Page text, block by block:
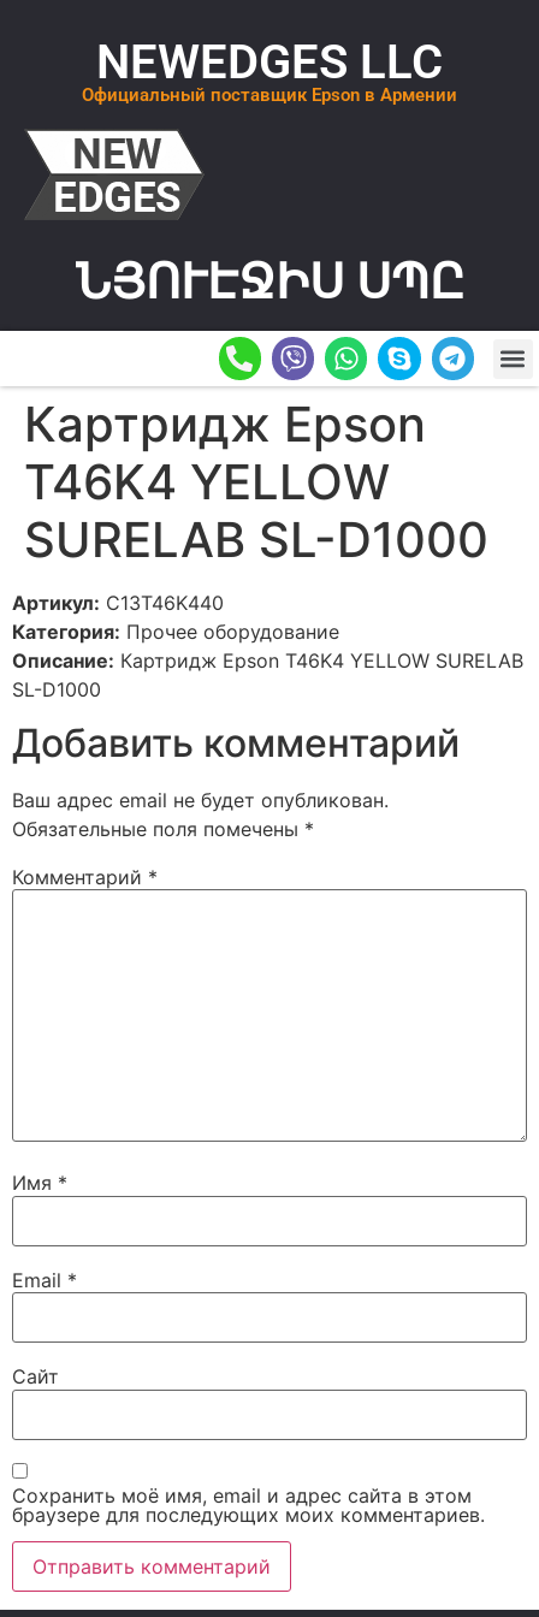
NEWEDGES LLC
Официальный поставщик Epson в Армении
ՆՅՈՒԷՋԻՍ ՍՊԸ
Картридж Epson
T46K4 YELLOW
SURELAB SL-D1000
Артикул: C13T46K440
Категория: Прочее оборудование
Описание: Картридж Epson T46K4 YELLOW SURELAB
SL-D1000
Добавить комментарий
Ваш адрес email не будет опубликован.
Обязательные поля помечены *
Комментарий *
Имя *
Email *
Сайт
Сохранить моё имя, email и адрес сайта в этом
браузере для последующих моих комментариев.